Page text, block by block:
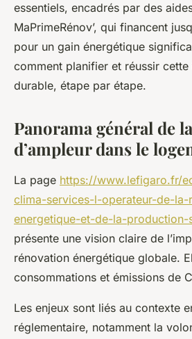
essentiels, encadrés par des
MaPrimeRénov’, qui financent
pour un gain énergétique
comment planifier et réussir
durable, étape par étape.
Panorama général de
d’ampleur dans le
La page https://www.lefigaro.fr/
clima-services-l-operateur-de-la-
energetique-et-de-la-
présente une vision claire de
rénovation énergétique globale.
consommations et émissions de
Les enjeux sont liés au contexte
réglementaire, notamment la